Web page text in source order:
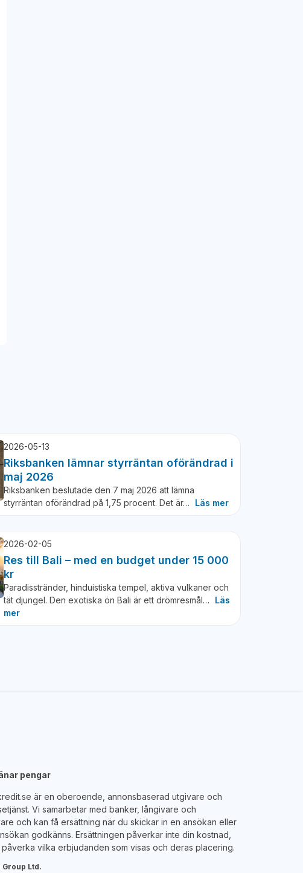
2026-05-13
Riksbanken lämnar styrräntan oförändrad i
maj 2026
Riksbanken beslutade den 7 maj 2026 att lämna
styrräntan oförändrad på 1,75 procent. Det är…
Läs mer
2026-02-05
Res till Bali – med en budget under 15 000
kr
Paradisstränder, hinduistiska tempel, aktiva vulkaner och
tät djungel. Den exotiska ön Bali är ett drömresmål…
Läs
mer
pengar
är en oberoende, annonsbaserad utgivare och
Vi samarbetar med banker, långivare och
och kan få ersättning när du skickar in en ansökan eller
godkänns. Ersättningen påverkar inte din kostnad,
påverka vilka erbjudanden som visas och deras placering.
Ltd.